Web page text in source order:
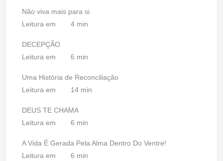
Não viva mais para si
Leitura em
4 min
DECEPÇÃO
Leitura em
6 min
Uma História de Reconciliação
Leitura em
14 min
DEUS TE CHAMA
Leitura em
6 min
A Vida É Gerada Pela Alma Dentro Do Ventre!
Leitura em
6 min